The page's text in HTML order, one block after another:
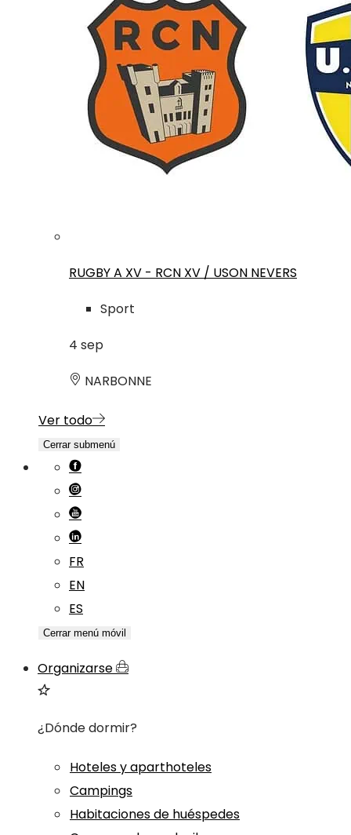
RUGBY A XV - RCN XV / USON NEVERS
Sport
4 sep
NARBONNE
Ver todo
Cerrar submenú
FR
EN
ES
Cerrar menú móvil
Organizarse
¿Dónde dormir?
Hoteles y aparthoteles
Campings
Habitaciones de huéspedes